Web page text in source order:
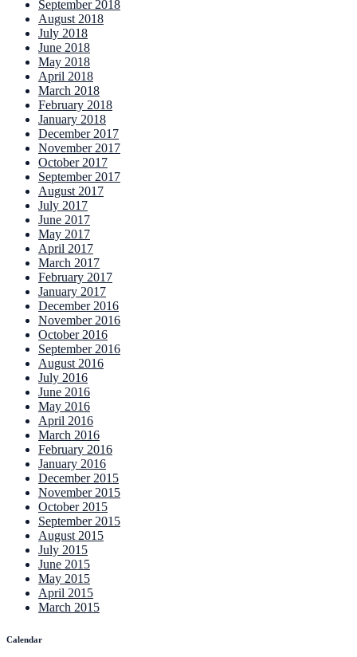
September 2018
August 2018
July 2018
June 2018
May 2018
April 2018
March 2018
February 2018
January 2018
December 2017
November 2017
October 2017
September 2017
August 2017
July 2017
June 2017
May 2017
April 2017
March 2017
February 2017
January 2017
December 2016
November 2016
October 2016
September 2016
August 2016
July 2016
June 2016
May 2016
April 2016
March 2016
February 2016
January 2016
December 2015
November 2015
October 2015
September 2015
August 2015
July 2015
June 2015
May 2015
April 2015
March 2015
Calendar